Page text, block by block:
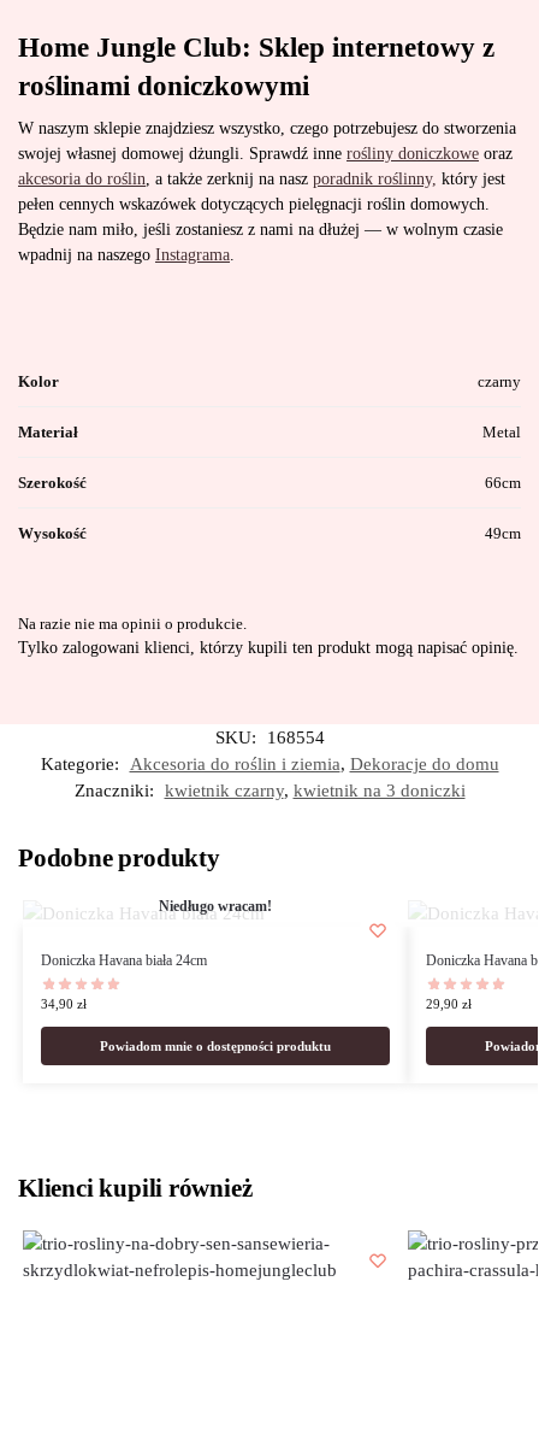
Home Jungle Club: Sklep internetowy z
roślinami doniczkowymi
W naszym sklepie znajdziesz wszystko, czego potrzebujesz do stworzenia
swojej własnej domowej dżungli. Sprawdź inne rośliny doniczkowe oraz
akcesoria do roślin , a także zerknij na nasz poradnik roślinny, który jest
pełen cennych wskazówek dotyczących pielęgnacji roślin domowych.
Będzie nam miło, jeśli zostaniesz z nami na dłużej — w wolnym czasie
wpadnij na naszego Instagrama
Kolor czarny
Materiał Metal
Szerokość 66cm
Wysokość 49cm
Na razie nie ma opinii o produkcie.
Tylko zalogowani klienci, którzy kupili ten produkt mogą napisać opinię.
SKU:
168554
Kategorie:
Akcesoria do roślin i ziemia, Dekoracje do domu
Znaczniki:
kwietnik czarny, kwietnik na 3 doniczki
Podobne produkty
Niedługo wracam!
Doniczka Havana biała 24cm
34,90 zł
Powiadom mnie o dostępności produktu
Doniczka Havana
29,90 zł
Klienci kupili również